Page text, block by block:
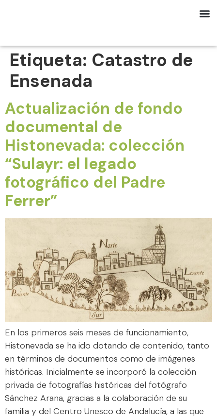
Etiqueta: Catastro de
Ensenada
Actualización de fondo
documental de
Histonevada: colección
“Sulayr: el legado
fotográfico del Padre
Ferrer”
En los primeros seis meses de funcionamiento,
Histonevada se ha ido dotando de contenido, tanto
en términos de documentos como de imágenes
históricas. Inicialmente se incorporó la colección
privada de fotografías históricas del fotógrafo
Sánchez Arana, gracias a la colaboración de su
familia y del Centro Unesco de Andalucía, a las que